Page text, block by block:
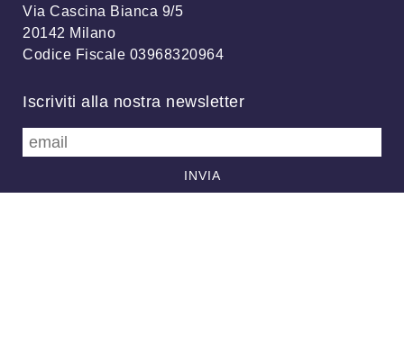
Via Cascina Bianca 9/5
20142 Milano
Codice Fiscale 03968320964
Iscriviti alla nostra newsletter